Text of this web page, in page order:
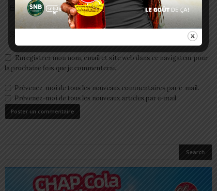
Enregistrer mon nom, email et site web dans ce navigateur pour
la prochaine fois que je commenterai.
Prévenez-moi de tous les nouveaux commentaires par e-mail.
Prévenez-moi de tous les nouveaux articles par e-mail.